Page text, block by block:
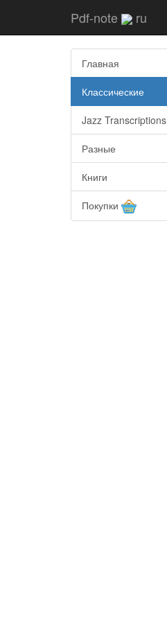
Pdf-note ru
Главная
Классические
Jazz Transcriptions
Разные
Книги
Покупки